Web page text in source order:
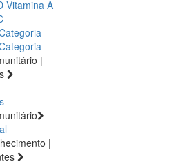
Vitamina A
|
|